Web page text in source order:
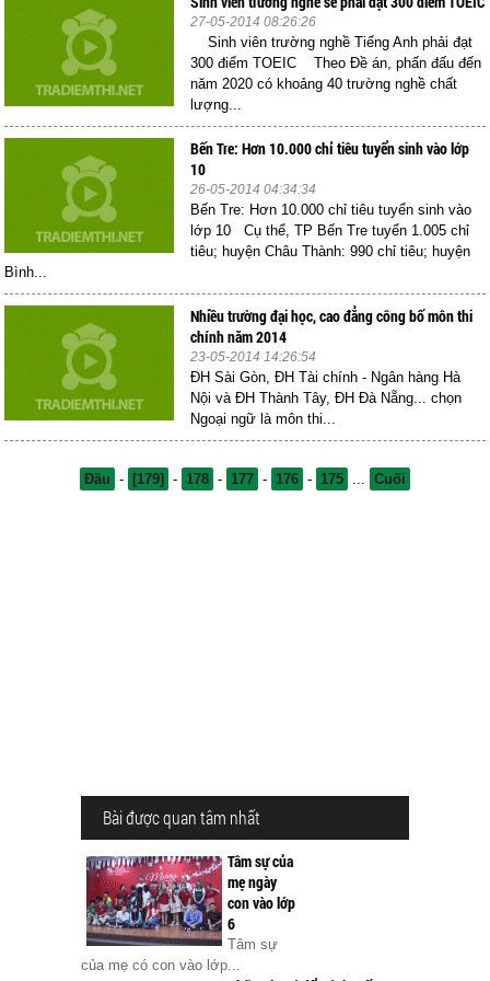
27-05-2014 08:26:26
Sinh viên trường nghề Tiếng Anh phải đạt
300 điểm TOEIC Theo Đề án, phấn đấu đến
năm 2020 có khoảng 40 trường nghề chất
lượng...
Bến Tre: Hơn 10.000 chỉ tiêu tuyển sinh vào lớp
10
26-05-2014 04:34:34
Bến Tre: Hơn 10.000 chỉ tiêu tuyển sinh vào
lớp 10 Cụ thể, TP Bến Tre tuyển 1.005 chỉ
tiêu; huyện Châu Thành: 990 chỉ tiêu; huyện
Bình...
Nhiều trường đại học, cao đẳng công bố môn thi
chính năm 2014
23-05-2014 14:26:54
ĐH Sài Gòn, ĐH Tài chính - Ngân hàng Hà
Nội và ĐH Thành Tây, ĐH Đà Nẵng... chọn
Ngoại ngữ là môn thi...
Đầu - [179] - 178 - 177 - 176 - 175 Cuối
Bài được quan tâm nhất
Tâm sự của
mẹ ngày
con vào lớp
6
Tâm sự
của mẹ có con vào lớp...